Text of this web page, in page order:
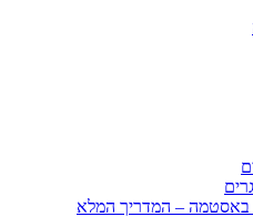
באסטמה – המדריך המלא